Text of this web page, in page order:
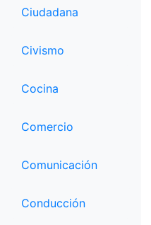
Ciudadana
Civismo
Cocina
Comercio
Comunicación
Conducción